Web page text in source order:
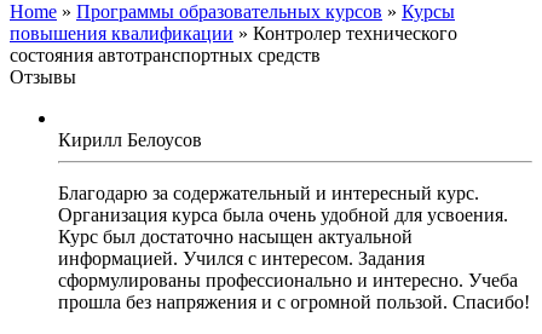
Home » Программы образовательных курсов » Курсы
повышения квалификации » Контролер технического
состояния автотранспортных средств
Отзывы
Кирилл Белоусов
Благодарю за содержательный и интересный курс.
Организация курса была очень удобной для усвоения.
Курс был достаточно насыщен актуальной
информацией. Учился с интересом. Задания
сформулированы профессионально и интересно. Учеба
прошла без напряжения и с огромной пользой. Спасибо!